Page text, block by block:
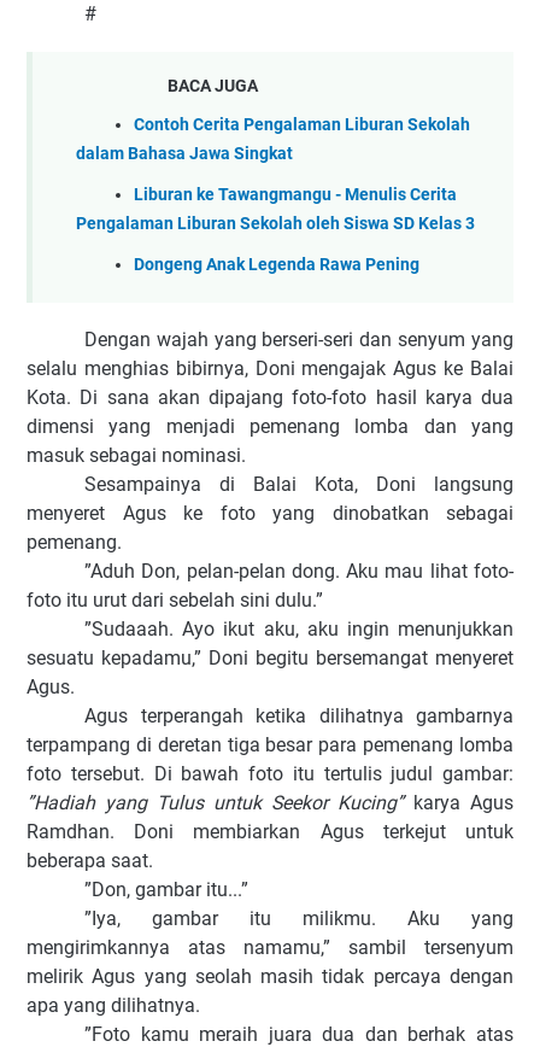
#
BACA JUGA
Contoh Cerita Pengalaman Liburan Sekolah
dalam Bahasa Jawa Singkat
Liburan ke Tawangmangu - Menulis Cerita
Pengalaman Liburan Sekolah oleh Siswa SD Kelas 3
Dongeng Anak Legenda Rawa Pening
Dengan wajah yang berseri-seri dan senyum yang
selalu menghias bibirnya, Doni mengajak Agus ke Balai
Kota. Di sana akan dipajang foto-foto hasil karya dua
dimensi yang menjadi pemenang lomba dan yang
masuk sebagai nominasi.
Sesampainya di Balai Kota, Doni langsung
menyeret Agus ke foto yang dinobatkan sebagai
pemenang.
”Aduh Don, pelan-pelan dong. Aku mau lihat foto-
foto itu urut dari sebelah sini dulu.”
”Sudaaah. Ayo ikut aku, aku ingin menunjukkan
sesuatu kepadamu,” Doni begitu bersemangat menyeret
Agus.
Agus terperangah ketika dilihatnya gambarnya
terpampang di deretan tiga besar para pemenang lomba
foto tersebut. Di bawah foto itu tertulis judul gambar:
”Hadiah yang Tulus untuk Seekor Kucing”karya Agus
Ramdhan. Doni membiarkan Agus terkejut untuk
beberapa saat.
”Don, gambar itu...”
”Iya, gambar itu milikmu. Aku yang
mengirimkannya atas namamu,” sambil tersenyum
melirik Agus yang seolah masih tidak percaya dengan
apa yang dilihatnya.
”Foto kamu meraih juara dua dan berhak atas